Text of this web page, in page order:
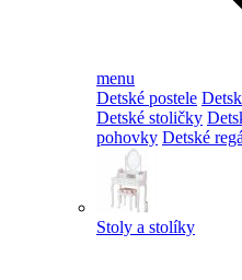
menu
Detské postele
Detské stoličky
pohovky Detské
Stoly a stolíky